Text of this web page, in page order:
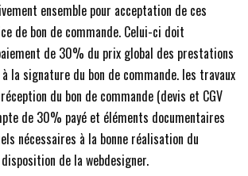
ensemble pour acceptation de ces
de bon de commande. Celui-ci doit
de 30% du prix global des prestations
la signature du bon de commande. les travaux
du bon de commande (devis et CGV
de 30% payé et éléments documentaires
nécessaires à la bonne réalisation du
de la webdesigner.